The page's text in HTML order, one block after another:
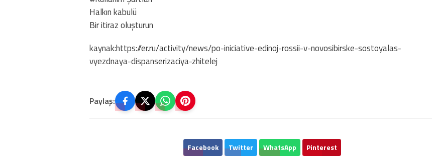
Halkın kabulü
Bir itiraz oluşturun
kaynak:https://er.ru/activity/news/po-iniciative-edinoj-rossii-v-novosibirske-sostoyalas-
vyezdnaya-dispanserizaciya-zhitelej
Paylaş:
Facebook Twitter WhatsApp Pinterest